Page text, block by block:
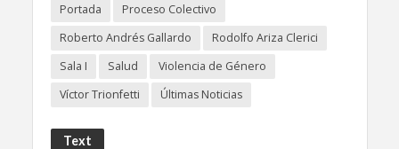
Portada
Proceso Colectivo
Roberto Andrés Gallardo
Rodolfo Ariza Clerici
Sala I
Salud
Violencia de Género
Víctor Trionfetti
Últimas Noticias
Text